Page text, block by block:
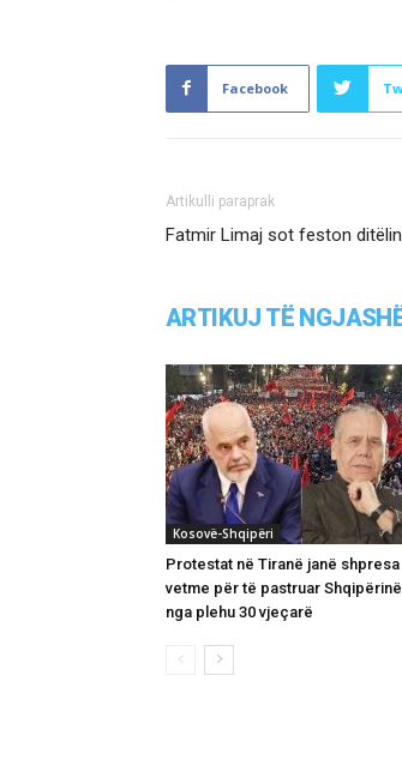
Facebook
Artikulli paraprak
Fatmir Limaj sot feston
ARTIKUJ TË
Kosovë-Shqipëri
Protestat në Tiranë janë shpresa
vetme për të pastruar Shqipërinë
nga plehu 30 vjeçarë